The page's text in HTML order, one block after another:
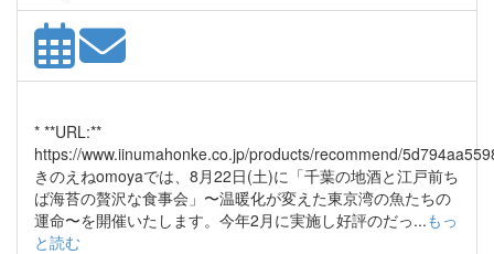
* **URL:**
https://www.iinumahonke.co.jp/products/recommend/
きのえねomoyaでは、8月22日(土)に「千葉の地酒と江戸前ち
ば海苔の贅沢な食事会」〜温暖化が変えた東京湾の魚たちの
運命〜を開催いたします。今年2月に実施し好評のだっ...もっ
と読む